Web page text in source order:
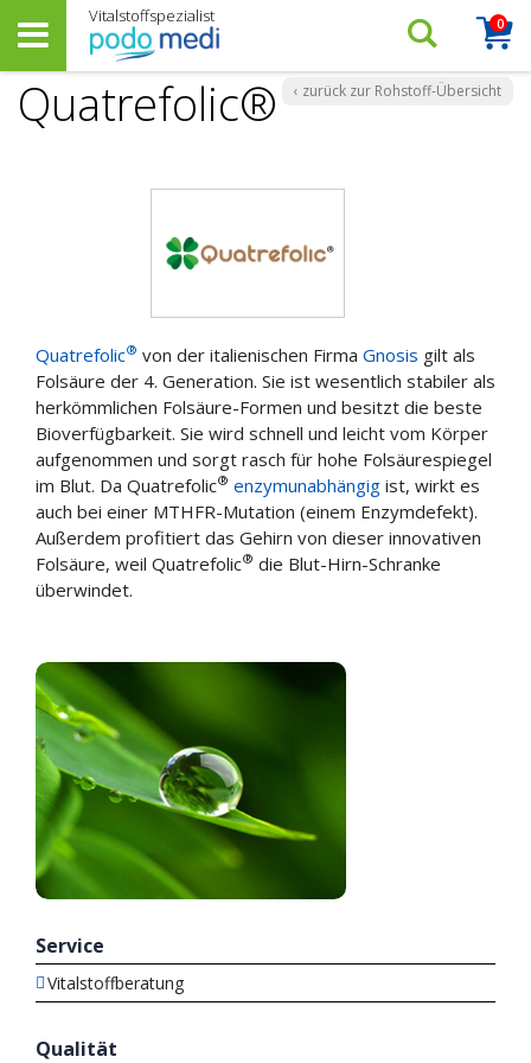
0
Quatrefolic® ‹ zurück zur Rohstoff-Übersicht
Quatrefolic® von der italienischen Firma Gnosis gilt als
Folsäure der 4. Generation. Sie ist wesentlich stabiler als
herkömmlichen Folsäure-Formen und besitzt die beste
Bioverfügbarkeit. Sie wird schnell und leicht vom Körper
aufgenommen und sorgt rasch für hohe Folsäurespiegel
im Blut. Da Quatrefolic® enzymunabhängig ist, wirkt es
auch bei einer MTHFR-Mutation (einem Enzymdefekt).
Außerdem profitiert das Gehirn von dieser innovativen
Folsäure, weil Quatrefolic® die Blut-Hirn-Schranke
überwindet.
Service
Vitalstoffberatung
Qualität